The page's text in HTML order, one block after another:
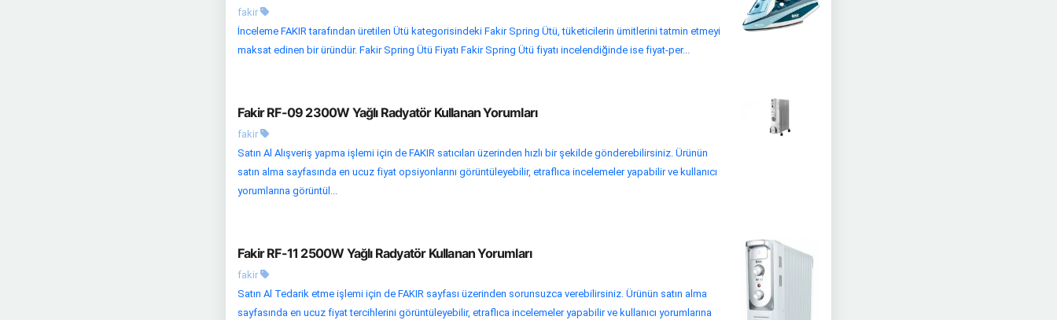
fakir
İnceleme FAKIR tarafından üretilen Ütü kategorisindeki Fakir Spring Ütü, tüketicilerin ümitlerini tatmin etmeyi
maksat edinen bir üründür. Fakir Spring Ütü Fiyatı Fakir Spring Ütü fiyatı incelendiğinde ise fiyat-per...
Fakir RF-09 2300W Yağlı Radyatör Kullanan Yorumları
fakir
Satın Al Alışveriş yapma işlemi için de FAKIR satıcıları üzerinden hızlı bir şekilde gönderebilirsiniz. Ürünün
satın alma sayfasında en ucuz fiyat opsiyonlarını görüntüleyebilir, etraflıca incelemeler yapabilir ve kullanıcı
yorumlarına görüntül...
Fakir RF-11 2500W Yağlı Radyatör Kullanan Yorumları
fakir
Satın Al Tedarik etme işlemi için de FAKIR sayfası üzerinden sorunsuzca verebilirsiniz. Ürünün satın alma
sayfasında en ucuz fiyat tercihlerini görüntüleyebilir, etraflıca incelemeler yapabilir ve kullanıcı yorumlarına